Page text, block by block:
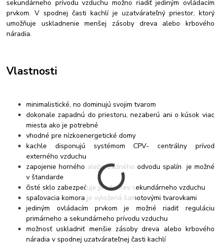
sekundárneho prívodu vzduchu možno riadiť jediným ovládacím
prvkom. V spodnej časti kachlí je uzatvárateľný priestor, ktorý
umožňuje uskladnenie menšej zásoby dreva alebo krbového
náradia.
Vlastnosti
minimalistické, no dominujú svojim tvarom
dokonale zapadnú do priestoru, nezaberú ani o kúsok viac
miesta ako je potrebné
vhodné pre nízkoenergetické domy
kachle disponujú systémom CPV- centrálny prívod
externého vzduchu
zapojenie horného alebo zadného odvodu spalín je možné
v štandarde
čisté sklo zabezpečuje predohrev sekundárneho vzduchu
spaľovacia komora je vyložená šamotovými tvarovkami
jediným ovládacím prvkom je možné riadiť reguláciu
primárneho a sekundárneho prívodu vzduchu
možnosť uskladniť menšie zásoby dreva alebo krbového
náradia v spodnej uzatvárateľnej časti kachlí